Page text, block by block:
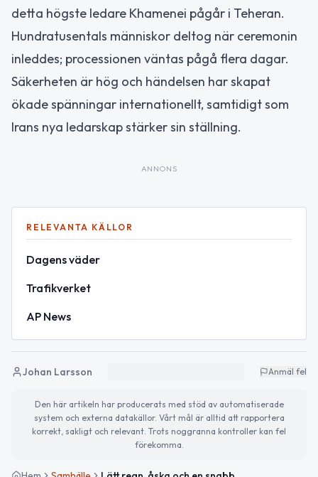
detta högste ledare Khamenei pågår i Teheran.
Hundratusentals människor deltog när ceremonin
inleddes; processionen väntas pågå flera dagar.
Säkerheten är hög och händelsen har skapat
ökade spänningar internationellt, samtidigt som
Irans nya ledarskap stärker sin ställning.
ANNONS
RELEVANTA KÄLLOR
Dagens väder
Trafikverket
AP News
Johan Larsson Anmäl fel
Den här artikeln har producerats med stöd av automatiserade
system och externa datakällor. Vårt mål är alltid att rapportera
korrekt, sakligt och relevant. Trots noggranna kontroller kan fel
förekomma.